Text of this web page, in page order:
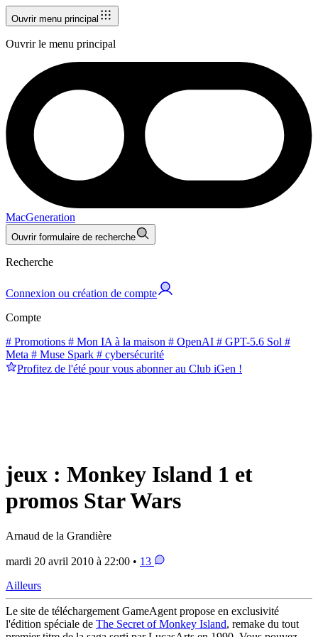
Ouvrir menu principal
Ouvrir le menu principal
MacGeneration
Ouvrir formulaire de recherche
Recherche
Connexion ou création de compte
Compte
# Promotions # Mon IA à la maison # OpenAI # GPT-5.6 Sol #
Meta # Muse Spark # cybersécurité
Profitez de l'été pour vous abonner au Club iGen !
jeux : Monkey Island 1 et
promos Star Wars
Arnaud de la Grandière
mardi 20 avril 2010 à 22:00 • 13
Ailleurs
Le site de téléchargement GameAgent propose en exclusivité
l'édition spéciale de The Secret of Monkey Island, remake du tout